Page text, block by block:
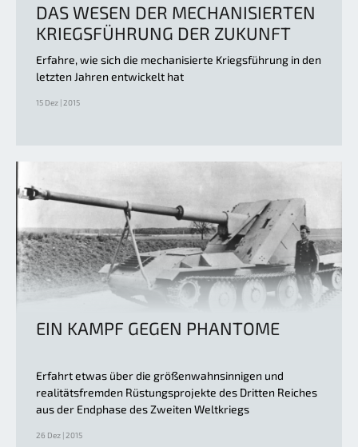
DAS WESEN DER MECHANISIERTEN
KRIEGSFÜHRUNG DER ZUKUNFT
Erfahre, wie sich die mechanisierte Kriegsführung in den
letzten Jahren entwickelt hat
15 Dez | 2015
EIN KAMPF GEGEN PHANTOME
Erfahrt etwas über die größenwahnsinnigen und
realitätsfremden Rüstungsprojekte des Dritten Reiches
aus der Endphase des Zweiten Weltkriegs
26 Dez | 2015